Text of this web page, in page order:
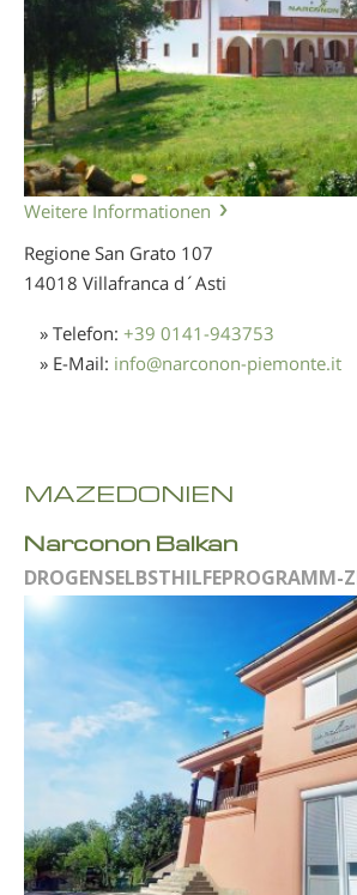
Weitere Informationen
Regione San Grato 107
14018 Villafranca d´Asti
» Telefon: +39 0141-943753
» E-Mail: info@narconon-piemonte.it
MAZEDONIEN
Narconon Balkan
DROGENSELBSTHILFEPROGRAMM-